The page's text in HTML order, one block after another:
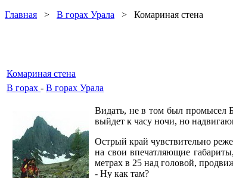
Главная > В горах Урала > Комариная стена
Комариная стена
В горах - В горах Урала
Видать, не в том был промысел
выйдет к часу ночи, но
Острый край чувствительно
на свои впечатляющие
метрах в 25 над головой,
- Ну как там?